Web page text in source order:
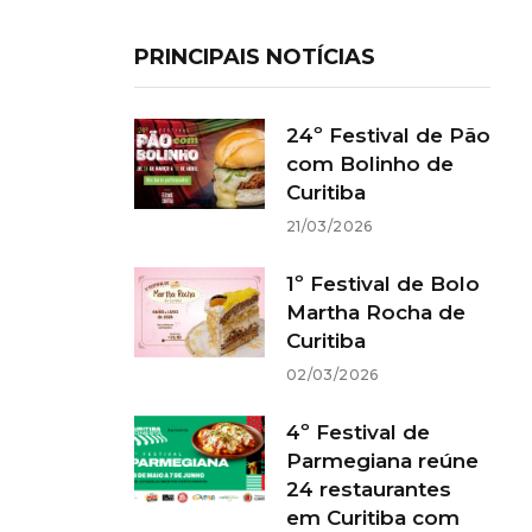
PRINCIPAIS NOTÍCIAS
24º Festival de Pão
com Bolinho de
Curitiba
21/03/2026
1º Festival de Bolo
Martha Rocha de
Curitiba
02/03/2026
4º Festival de
Parmegiana reúne
24 restaurantes
em Curitiba com